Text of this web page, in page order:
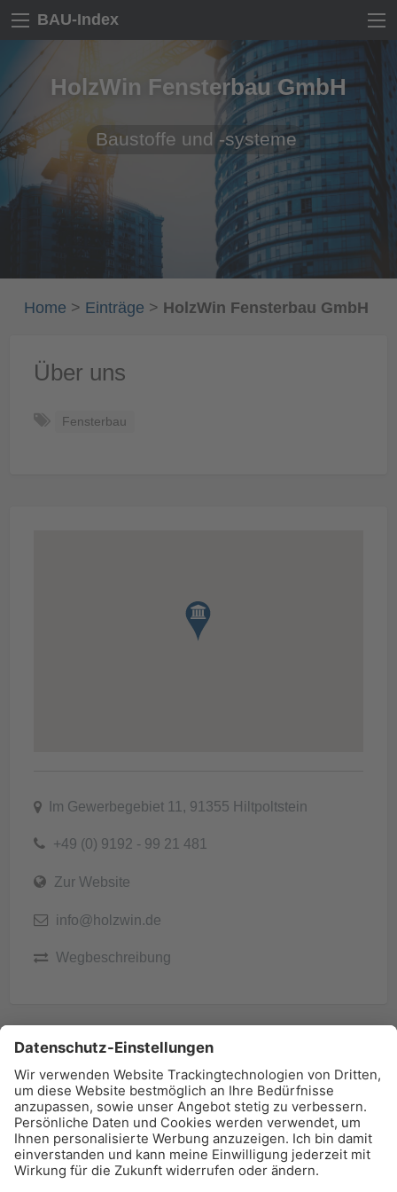
BAU-Index
HolzWin Fensterbau GmbH
Baustoffe und -systeme
Home > Einträge > HolzWin Fensterbau GmbH
Über uns
Fensterbau
Im Gewerbegebiet 11, 91355 Hiltpoltstein
+49 (0) 9192 - 99 21 481
Zur Website
info@holzwin.de
Wegbeschreibung
BAU-Index Newsletter
Erhalten Sie regelmäßig Benachrichtigungen zu den